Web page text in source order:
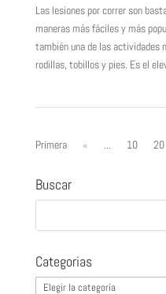
Las lesiones por correr son
maneras más fáciles y más
también una de las actividades
rodillas, tobillos y pies. Es el
Primera
« ... 10 20
Buscar
Categorias
Categorias